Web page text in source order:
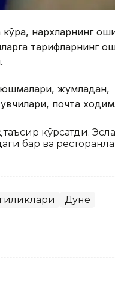
кўра, нархларнинг
тарифларнинг
жумладан,
почта
кўрсатди.
бар ва
Дунё